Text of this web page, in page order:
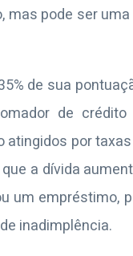
pode ser
de sua
de crédito
por
a dívida
um empréstimo,
inadimplência.